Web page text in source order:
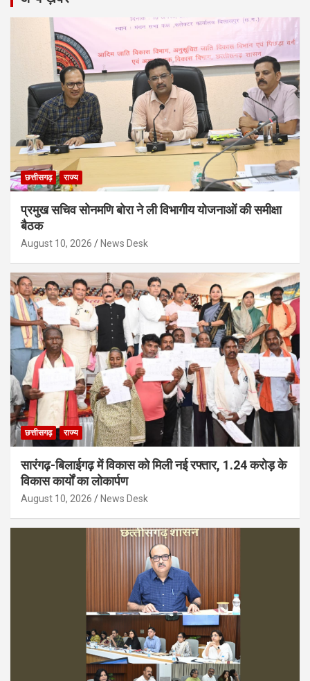
छत्तीसगढ़ राज्य
प्रमुख सचिव सोनमणि बोरा ने ली विभागीय योजनाओं की समीक्षा
बैठक
August 10, 2026 News Desk
छत्तीसगढ़ राज्य
सारंगढ़-बिलाईगढ़ में विकास को मिली नई रफ्तार, 1.24 करोड़ के
विकास कार्यों का लोकार्पण
August 10, 2026 News Desk